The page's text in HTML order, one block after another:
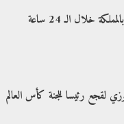
مقاييس الأمطار المسجلة بالمملكة خلال الـ 24 ساعة
لقجع رئيسا للجنة كأس العالم